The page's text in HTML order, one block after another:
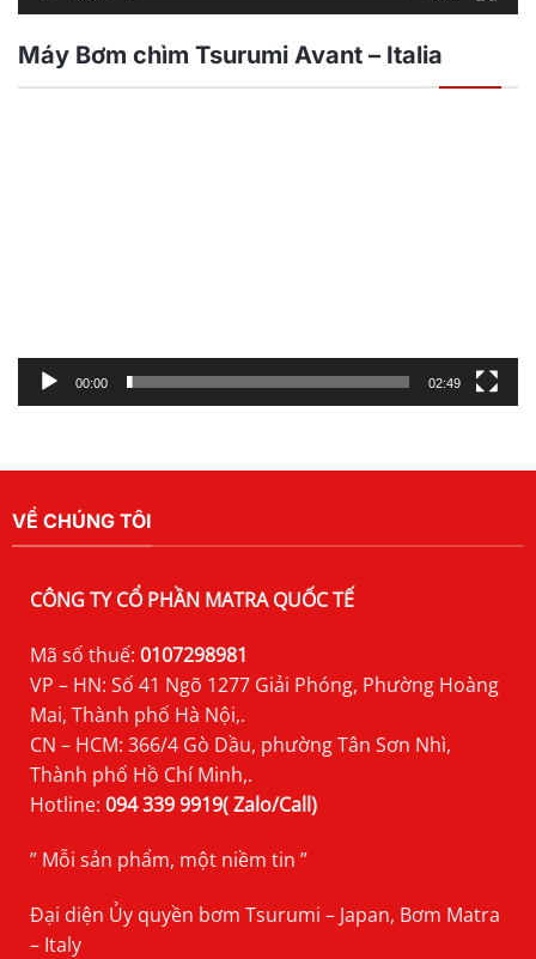
Máy Bơm chìm Tsurumi Avant – Italia
00:00 02:49
VỀ CHÚNG TÔI
CÔNG TY CỔ PHẦN MATRA QUỐC TẾ
Mã số thuế: 0107298981
VP – HN: Số 41 Ngõ 1277 Giải Phóng, Phường Hoàng
Mai, Thành phố Hà Nội,.
CN – HCM: 366/4 Gò Dầu, phường Tân Sơn Nhì,
Thành phố Hồ Chí Minh,.
Hotline: 094 339 9919( Zalo/Call)
” Mỗi sản phẩm, một niềm tin ”
Đại diện Ủy quyền bơm Tsurumi – Japan, Bơm Matra
– Italy